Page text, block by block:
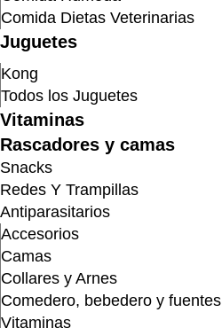
Comida Dietas Veterinarias
Juguetes
Kong
Todos los Juguetes
Vitaminas
Rascadores y camas
Snacks
Redes Y Trampillas
Antiparasitarios
Accesorios
Camas
Collares y Arnes
Comedero, bebedero y fuentes
Vitaminas